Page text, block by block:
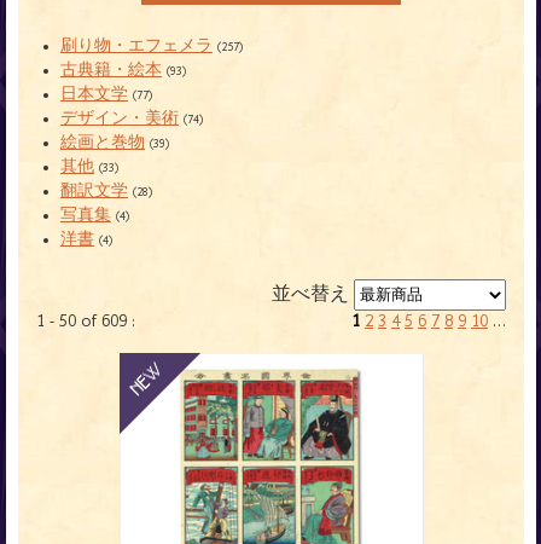
刷り物・エフェメラ (257)
古典籍・絵本 (93)
日本文学 (77)
デザイン・美術 (74)
絵画と巻物 (39)
其他 (33)
翻訳文学 (28)
写真集 (4)
洋書 (4)
並べ替え
1 - 50 of 609 : 1 2 3 4 5 6 7 8 9 10 ...